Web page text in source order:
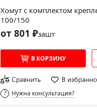
Хомут с комплектом
100/150
от 801 ₽зашт
В КОРЗИНУ
Сравнить В
Нужна консультация?